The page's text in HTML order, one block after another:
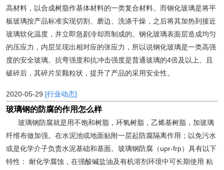
高材料，以合成树脂作基体材料的一类复合材料。而钢化玻璃是将平
板玻璃按产品标准实现切割、磨边、洗涤干燥，之后将其加热到接近
玻璃软化温度，并立即急剧冷却而制成的。钢化玻璃表面层造成均匀
的压应力，内层呈现出相对应的张应力，所以说钢化玻璃是一类高强
度的安全玻璃。抗弯强度和抗冲击强度是普通玻璃的4倍及以上。且
破碎后，其碎片呈颗粒状，提升了产品的采用安全性。
2020-05-29 [行业动态]
玻璃钢的防腐的作用怎么样
玻璃钢防腐就是用不饱和树脂，环氧树脂，乙烯基树脂，加玻璃
纤维布做加强。在水泥池或地面贴附一层起防腐隔离作用；以免污水
或是化学介子负责水泥基础和基面。玻璃钢防腐（upr-frp）具有以下
特性： 耐化学腐蚀，在强酸碱盐油及有机溶剂环境中可长期使用 粘